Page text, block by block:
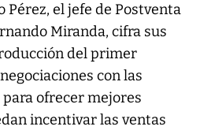
Pérez, el jefe de Postventa
Miranda, cifra sus
del primer
con las
ofrecer mejores
incentivar las ventas